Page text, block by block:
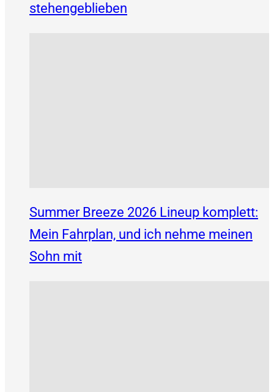
stehengeblieben
Summer Breeze 2026 Lineup komplett:
Mein Fahrplan, und ich nehme meinen
Sohn mit